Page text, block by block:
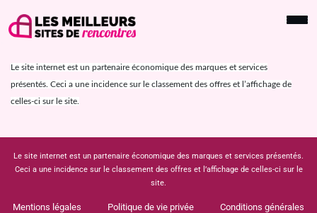
Le site internet est un partenaire économique des marques et services
présentés. Ceci a une incidence sur le classement des offres et l’affichage de
celles-ci sur le site.
Le site internet est un partenaire économique des marques et services présentés.
Ceci a une incidence sur le classement des offres et l’affichage de celles-ci sur le
site.
Mentions légales Politique de vie privée Conditions générales